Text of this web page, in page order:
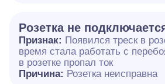
Розетка не
Признак: Появился треск в
время стала работать с
в розетке пропал ток
Причина: Розетка неисправна